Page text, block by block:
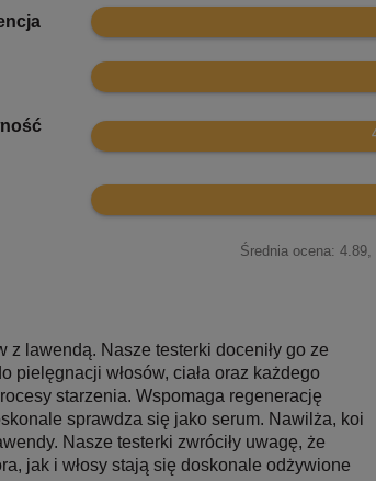
9.9
9.8
9.7
9.9
Średnia ocena: 4.89,
z lawendą. Nasze testerki doceniły go ze
włosów, ciała oraz każdego
starzenia. Wspomaga regenerację
sprawdza się jako serum. Nawilża, koi
Nasze testerki zwróciły uwagę, że
jak i włosy stają się doskonale odżywione